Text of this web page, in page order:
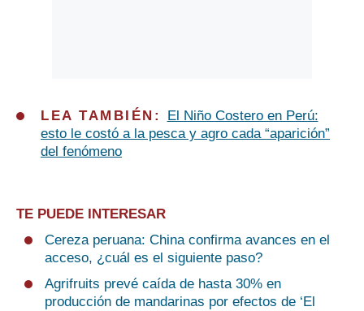
LEA TAMBIÉN:
El Niño Costero en Perú:
esto le costó a la pesca y agro cada “aparición”
del fenómeno
TE PUEDE INTERESAR
Cereza peruana: China confirma avances en el
acceso, ¿cuál es el siguiente paso?
Agrifruits prevé caída de hasta 30% en
producción de mandarinas por efectos de ‘El